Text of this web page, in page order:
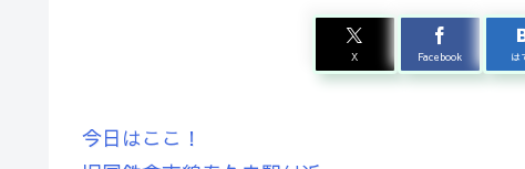
X Facebook は
今日はここ！